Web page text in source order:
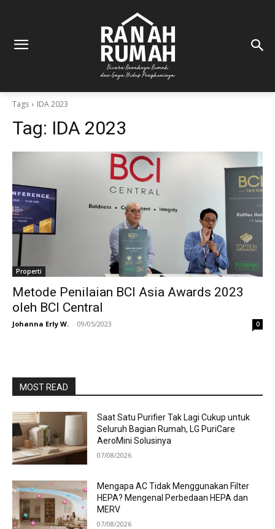
Tags IDA 2023
Tag: IDA 2023
Properti
Metode Penilaian BCI Asia Awards 2023
oleh BCI Central
Johanna Erly W. - 09/05/2023 0
MOST READ
Saat Satu Purifier Tak Lagi Cukup untuk
Seluruh Bagian Rumah, LG PuriCare
AeroMini Solusinya
07/08/2026
Mengapa AC Tidak Menggunakan Filter
HEPA? Mengenal Perbedaan HEPA dan
MERV
07/08/2026